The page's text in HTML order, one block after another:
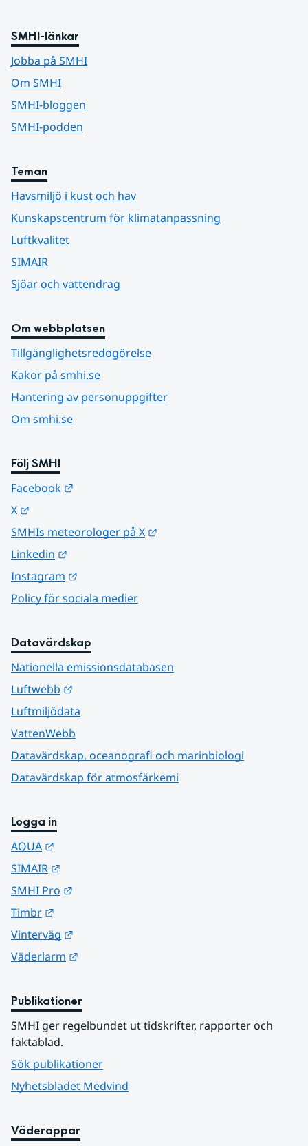
SMHI-länkar
Jobba på SMHI
Om SMHI
SMHI-bloggen
SMHI-podden
Teman
Havsmiljö i kust och hav
Kunskapscentrum för klimatanpassning
Luftkvalitet
SIMAIR
Sjöar och vattendrag
Om webbplatsen
Tillgänglighetsredogörelse
Kakor på smhi.se
Hantering av personuppgifter
Om smhi.se
Följ SMHI
Facebook
X
SMHIs meteorologer på X
Linkedin
Instagram
Policy för sociala medier
Datavärdskap
Nationella emissionsdatabasen
Luftwebb
Luftmiljödata
VattenWebb
Datavärdskap, oceanografi och marinbiologi
Datavärdskap för atmosfärkemi
Logga in
AQUA
SIMAIR
SMHI Pro
Timbr
Vinterväg
Väderlarm
Publikationer
SMHI ger regelbundet ut tidskrifter, rapporter och
faktablad.
Sök publikationer
Nyhetsbladet Medvind
Väderappar